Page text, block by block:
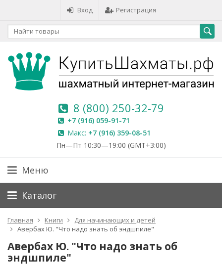
Вход Регистрация
8 (800) 250-32-79
+7 (916) 059-91-71
Макс: +7 (916) 359-08-51
Пн—Пт 10:30—19:00 (GMT+3:00)
Меню
Каталог
Главная Книги
Для начинающих и детей
Авербах Ю. "Что надо знать об эндшпиле"
Авербах Ю. "Что надо знать об
эндшпиле"